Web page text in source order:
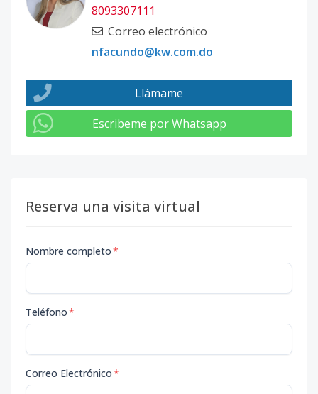
8093307111
Correo electrónico
nfacundo@kw.com.do
Llámame
Escribeme por Whatsapp
Reserva una visita virtual
Nombre completo*
Teléfono*
Correo Electrónico*